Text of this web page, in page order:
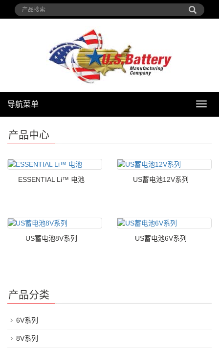
导
导航菜单
产品中心
ESSENTIAL Li™ 电池 US蓄电池12V系列
US蓄电池8V系列 US蓄电池6V系列
产品分类
6V系列
8V系列